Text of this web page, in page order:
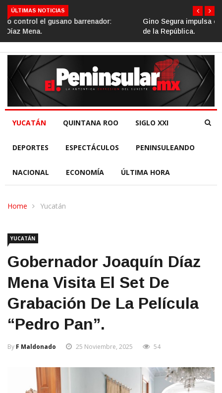
ÚLTIMAS NOTICIAS
Gino Segura impulsa el turismo comunitario desde el Senado
de la República.
YUCATÁN QUINTANA ROO SIGLO XXI
DEPORTES ESPECTÁCULOS PENINSULEANDO
NACIONAL ECONOMÍA ÚLTIMA HORA
Home Yucatán
YUCATÁN
Gobernador Joaquín Díaz
Mena Visita El Set De
Grabación De La Película
“Pedro Pan”.
By F Maldonado 25 Noviembre, 2025 54